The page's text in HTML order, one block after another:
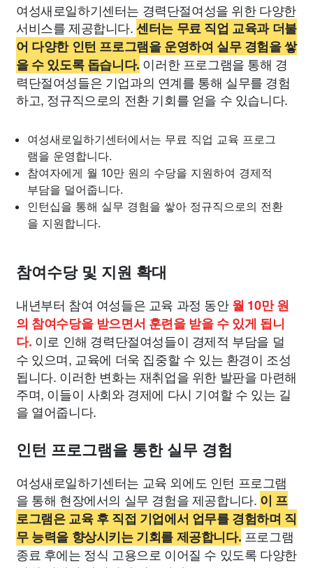
여성새로일하기센터는 경력단절여성을 위한 다양한
서비스를 제공합니다.센터는 무료 직업 교육과 더불
어 다양한 인턴 프로그램을 운영하여 실무 경험을 쌓
을 수 있도록 돕습니다. 이러한 프로그램을 통해 경
력단절여성들은 기업과의 연계를 통해 실무를 경험
하고, 정규직으로의 전환 기회를 얻을 수 있습니다.
여성새로일하기센터에서는 무료 직업 교육 프로그
램을 운영합니다.
참여자에게 월 10만 원의 수당을 지원하여 경제적
부담을 덜어줍니다.
인턴십을 통해 실무 경험을 쌓아 정규직으로의 전환
을 지원합니다.
참여수당 및 지원 확대
내년부터 참여 여성들은 교육 과정 동안월 10만 원
의 참여수당을 받으면서 훈련을 받을 수 있게 됩니
다. 이로 인해 경력단절여성들이 경제적 부담을 덜
수 있으며, 교육에 더욱 집중할 수 있는 환경이 조성
됩니다. 이러한 변화는 재취업을 위한 발판을 마련해
주며, 이들이 사회와 경제에 다시 기여할 수 있는 길
을 열어줍니다.
인턴 프로그램을 통한 실무 경험
여성새로일하기센터는 교육 외에도 인턴 프로그램
을 통해 현장에서의 실무 경험을 제공합니다. 이 프
로그램은 교육 후 직접 기업에서 업무를 경험하며 직
무 능력을 향상시키는 기회를 제공합니다. 프로그램
종료 후에는 정식 고용으로 이어질 수 있도록 다양한